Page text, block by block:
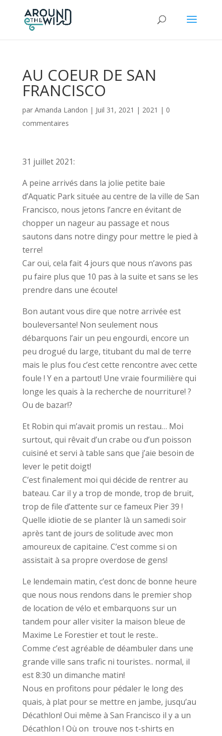
AU COEUR DE SAN
FRANCISCO
par Amanda Landon | Juil 31, 2021 | 2021 | 0
commentaires
31 juillet 2021:
A peine arrivés dans la jolie petite baie
d’Aquatic Park située au centre de la ville de San
Francisco, nous jetons l’ancre en évitant de
chopper un nageur au passage et nous
sautons dans notre dingy pour mettre le pied à
terre!
Car oui, cela fait 4 jours que nous n’avons pas
pu faire plus que 10 pas à la suite et sans se les
prendre dans une écoute!
Bon autant vous dire que notre arrivée est
bouleversante! Non seulement nous
débarquons l’air un peu engourdi, encore un
peu drogué du large, titubant du mal de terre
mais le plus fou c’est cette rencontre avec cette
foule ! Y en a partout! Une vraie fourmilière qui
longe les quais à la recherche de nourriture! ?
Ou de bazar!?
Et Robin qui m’avait promis un restau… Moi
surtout, qui rêvait d’un crabe ou d’un poisson
cuisiné et servi à table sans que j’aie besoin de
lever le petit doigt!
C’est finalement moi qui décide de rentrer au
bateau. Car il y a trop de monde, trop de bruit,
trop de file d’attente sur ce fameux Pier 39 !
Quelle idiotie de se planter là un samedi soir
après tant de jours de solitude avec mon
amoureux de capitaine. C’est comme si on
assistait à sa propre overdose de gens!
Le lendemain matin, c’est donc de bonne heure
que nous nous rendons dans le premier shop
de location de vélo et embarquons sur un
tandem pour aller visiter la maison bleue de
Maxime Le Forestier et tout le reste..
Comme c’est agréable de déambuler dans une
grande ville sans trafic ni touristes.. normal, il
est 8:30 un dimanche matin!
Nous en profitons pour pédaler le long des
quais, à plat pour se mettre en jambe, jusqu’au
Décathlon! Oui même à San Francisco il y a un
Décathlon ! Où on trouve nos t-shirts en